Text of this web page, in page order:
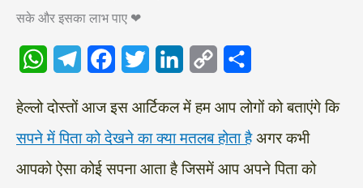
सके और इसका लाभ पाए ❤
h
a
t
e
l
e
a
c
e
w
i
t
i
n
k
o
p
y
h
a
r
हेल्लो दोस्तों आज इस आर्टिकल में हम आप लोगों को बताएंगे कि
सपने में पिता को देखने का क्या मतलब होता हैअगर कभी
आपको ऐसा कोई सपना आता है जिसमें आप अपने पिता को